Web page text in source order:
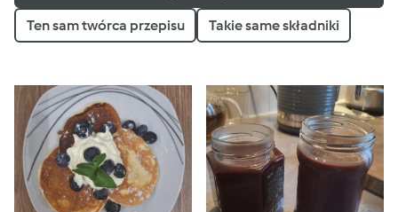
Ten sam twórca przepisu Takie same składniki